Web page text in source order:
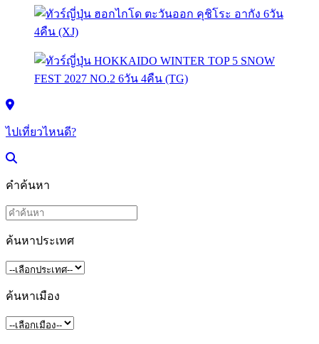
ไปเที่ยวไหนดี?
คำค้นหา
ค้นหาประเทศ
ค้นหาเมือง